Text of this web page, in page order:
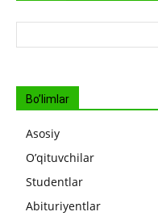
Bo’limlar
Asosiy
O’qituvchilar
Studentlar
Abituriyentlar